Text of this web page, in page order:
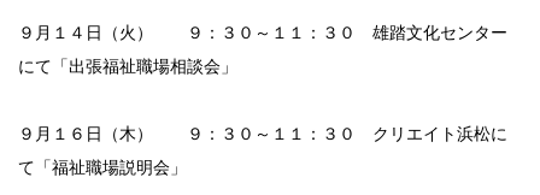
９月１４日（火） ９：３０～１１：３０ 雄踏文化センター
にて「出張福祉職場相談会」
９月１６日（木） ９：３０～１１：３０ クリエイト浜松に
て「福祉職場説明会」